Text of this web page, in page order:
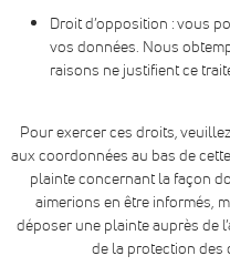
Droit d’opposition : vous
vos données. Nous
raisons ne justifient ce
Pour exercer ces droits,
aux coordonnées au bas de
plainte concernant la façon
aimerions en être informés,
déposer une plainte auprès de
de la protection des